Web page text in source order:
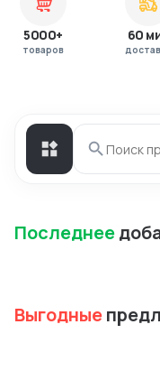
5000+
товаров
60
Последнее
Выгодные